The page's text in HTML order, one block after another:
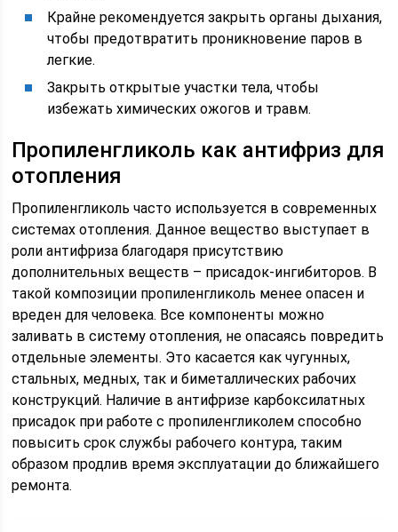
Крайне рекомендуется закрыть органы дыхания,
чтобы предотвратить проникновение паров в
легкие.
Закрыть открытые участки тела, чтобы
избежать химических ожогов и травм.
Пропиленгликоль как антифриз для
отопления
Пропиленгликоль часто используется в современных
системах отопления. Данное вещество выступает в
роли антифриза благодаря присутствию
дополнительных веществ – присадок-ингибиторов. В
такой композиции пропиленгликоль менее опасен и
вреден для человека. Все компоненты можно
заливать в систему отопления, не опасаясь повредить
отдельные элементы. Это касается как чугунных,
стальных, медных, так и биметаллических рабочих
конструкций. Наличие в антифризе карбоксилатных
присадок при работе с пропиленгликолем способно
повысить срок службы рабочего контура, таким
образом продлив время эксплуатации до ближайшего
ремонта.